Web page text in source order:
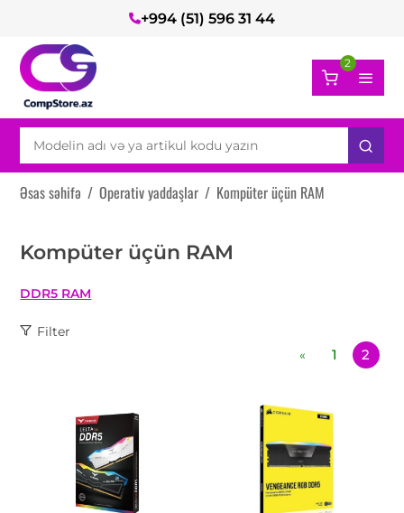
+994 (51) 596 31 44
2
Əsas səhifə / Operativ yaddaşlar / Kompüter üçün RAM
Kompüter üçün RAM
DDR5 RAM
Filter
«
1 2